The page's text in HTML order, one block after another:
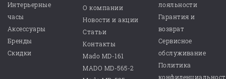
Интерьерные
часы
Аксессуары
Бренды
Скидки
О компании
Новости и акции
Статьи
Контакты
Mado MD-161
MADO MD-565-2
лояльности
Гарантия и
возврат
Сервисное
обслуживание
Политика